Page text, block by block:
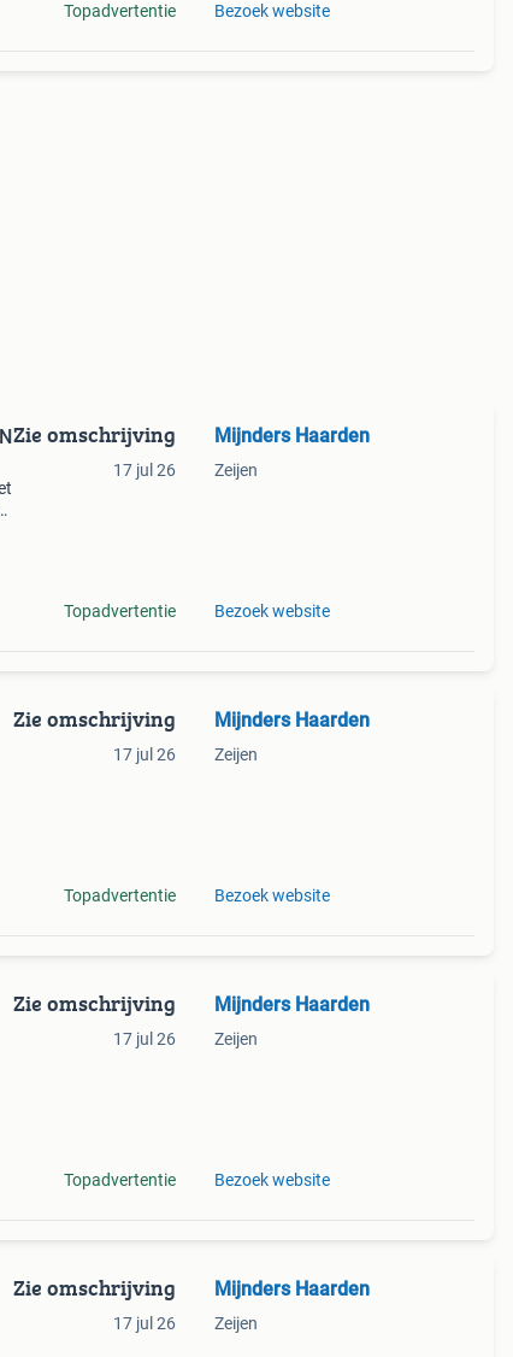
Topadvertentie Bezoek website
Zie omschrijving
17 jul 26
Topadvertentie
Mijnders Haarden
Zeijen
Bezoek website
Zie omschrijving
17 jul 26
Topadvertentie
Mijnders Haarden
Zeijen
Bezoek website
Zie omschrijving
17 jul 26
Topadvertentie
Mijnders Haarden
Zeijen
Bezoek website
Zie omschrijving
17 jul 26
Mijnders Haarden
Zeijen